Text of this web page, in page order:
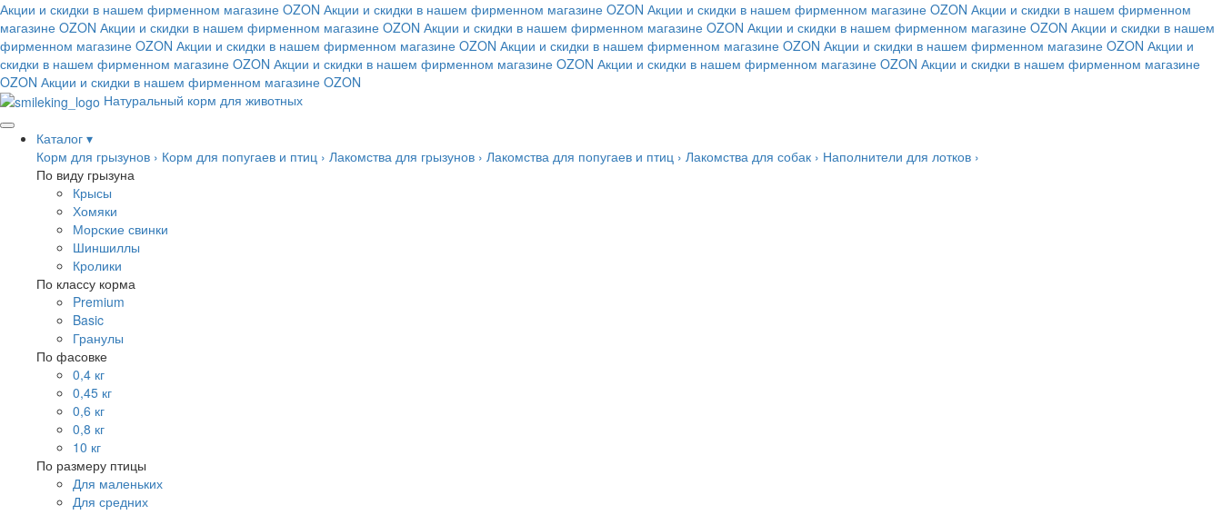
Акции и скидки в нашем фирменном магазине OZON Акции и скидки в нашем фирменном магазине OZON Акции и скидки в нашем фирменном магазине OZON Акции и скидки в нашем фирменном
магазине OZON Акции и скидки в нашем фирменном магазине OZON Акции и скидки в нашем фирменном магазине OZON Акции и скидки в нашем фирменном магазине OZON Акции и скидки в нашем
фирменном магазине OZON Акции и скидки в нашем фирменном магазине OZON Акции и скидки в нашем фирменном магазине OZON Акции и скидки в нашем фирменном магазине OZON Акции и
скидки в нашем фирменном магазине OZON Акции и скидки в нашем фирменном магазине OZON Акции и скидки в нашем фирменном магазине OZON Акции и скидки в нашем фирменном магазине
OZON Акции и скидки в нашем фирменном магазине OZON
Натуральный корм для животных
Каталог ▾
Корм для грызунов › Корм для попугаев и птиц › Лакомства для грызунов › Лакомства для попугаев и птиц › Лакомства для собак › Наполнители для лотков ›
По виду грызуна
Крысы
Хомяки
Морские свинки
Шиншиллы
Кролики
По классу корма
Premium
Basic
Гранулы
По фасовке
0,4 кг
0,45 кг
0,6 кг
0,8 кг
10 кг
По размеру птицы
Для маленьких
Для средних